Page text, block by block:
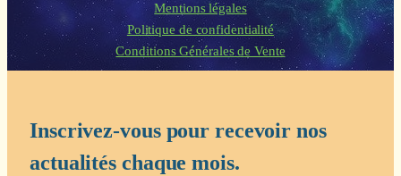
Mentions légales
Politique de confidentialité
Conditions Générales de Vente
Inscrivez-vous pour recevoir nos
actualités chaque mois.